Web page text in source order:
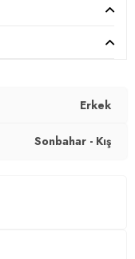
Erkek
Sonbahar - Kış